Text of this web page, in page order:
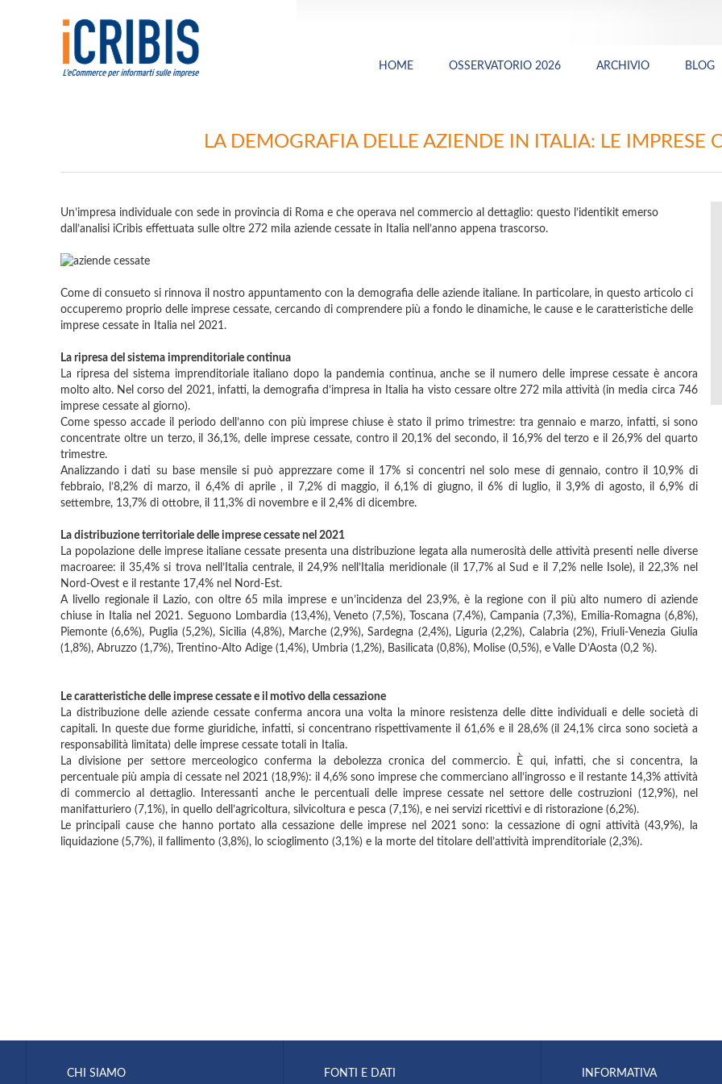
HOME OSSERVATORIO 2026 ARCHIVIO BLOG
LA DEMOGRAFIA DELLE AZIENDE IN ITALIA: LE IMPRESE
Un’impresa individuale con sede in provincia di Roma e che operava nel commercio al dettaglio: questo l’identikit emerso
dall’analisi iCribis effettuata sulle oltre 272 mila aziende cessate in Italia nell’anno appena trascorso.
Come di consueto si rinnova il nostro appuntamento con la demografia delle aziende italiane. In particolare, in questo articolo ci
occuperemo proprio delle imprese cessate, cercando di comprendere più a fondo le dinamiche, le cause e le caratteristiche delle
imprese cessate in Italia nel 2021.
La ripresa del sistema imprenditoriale continua
La ripresa del sistema imprenditoriale italiano dopo la pandemia continua, anche se il numero delle imprese cessate è ancora
molto alto. Nel corso del 2021, infatti, la demografia d’impresa in Italia ha visto cessare oltre 272 mila attività (in media circa 746
imprese cessate al giorno).
Come spesso accade il periodo dell’anno con più imprese chiuse è stato il primo trimestre: tra gennaio e marzo, infatti, si sono
concentrate oltre un terzo, il 36,1%, delle imprese cessate, contro il 20,1% del secondo, il 16,9% del terzo e il 26,9% del quarto
trimestre.
Analizzando i dati su base mensile si può apprezzare come il 17% si concentri nel solo mese di gennaio, contro il 10,9% di
febbraio, l’8,2% di marzo, il 6,4% di aprile , il 7,2% di maggio, il 6,1% di giugno, il 6% di luglio, il 3,9% di agosto, il 6,9% di
settembre, 13,7% di ottobre, il 11,3% di novembre e il 2,4% di dicembre.
La distribuzione territoriale delle imprese cessate nel 2021
La popolazione delle imprese italiane cessate presenta una distribuzione legata alla numerosità delle attività presenti nelle diverse
macroaree: il 35,4% si trova nell’Italia centrale, il 24,9% nell’Italia meridionale (il 17,7% al Sud e il 7,2% nelle Isole), il 22,3% nel
Nord-Ovest e il restante 17,4% nel Nord-Est.
A livello regionale il Lazio, con oltre 65 mila imprese e un’incidenza del 23,9%, è la regione con il più alto numero di aziende
chiuse in Italia nel 2021. Seguono Lombardia (13,4%), Veneto (7,5%), Toscana (7,4%), Campania (7,3%), Emilia-Romagna (6,8%),
Piemonte (6,6%), Puglia (5,2%), Sicilia (4,8%), Marche (2,9%), Sardegna (2,4%), Liguria (2,2%), Calabria (2%), Friuli-Venezia Giulia
(1,8%), Abruzzo (1,7%), Trentino-Alto Adige (1,4%), Umbria (1,2%), Basilicata (0,8%), Molise (0,5%), e Valle D’Aosta (0,2 %).
Le caratteristiche delle imprese cessate e il motivo della cessazione
La distribuzione delle aziende cessate conferma ancora una volta la minore resistenza delle ditte individuali e delle società di
capitali. In queste due forme giuridiche, infatti, si concentrano rispettivamente il 61,6% e il 28,6% (il 24,1% circa sono società a
responsabilità limitata) delle imprese cessate totali in Italia.
La divisione per settore merceologico conferma la debolezza cronica del commercio. È qui, infatti, che si concentra, la
percentuale più ampia di cessate nel 2021 (18,9%): il 4,6% sono imprese che commerciano all’ingrosso e il restante 14,3% attività
di commercio al dettaglio. Interessanti anche le percentuali delle imprese cessate nel settore delle costruzioni (12,9%), nel
manifatturiero (7,1%), in quello dell’agricoltura, silvicoltura e pesca (7,1%), e nei servizi ricettivi e di ristorazione (6,2%).
Le principali cause che hanno portato alla cessazione delle imprese nel 2021 sono: la cessazione di ogni attività (43,9%), la
liquidazione (5,7%), il fallimento (3,8%), lo scioglimento (3,1%) e la morte del titolare dell’attività imprenditoriale (2,3%).
CHI SIAMO FONTI E DATI INFORMATIVA